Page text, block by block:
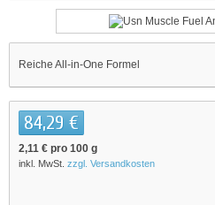
Reiche All-in-One Formel
84,29 €
2,11 € pro 100 g
inkl. MwSt. zzgl. Versandkosten